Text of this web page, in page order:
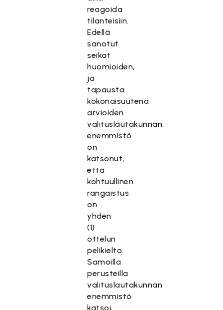
reagoida
tilanteisiin.
Edellä
sanotut
seikat
huomioiden,
ja
tapausta
kokonaisuutena
arvioiden
valituslautakunnan
enemmistö
on
katsonut,
että
kohtuullinen
rangaistus
on
yhden
(1)
ottelun
pelikielto.
Samoilla
perusteilla
valituslautakunnan
enemmistö
katsoi,